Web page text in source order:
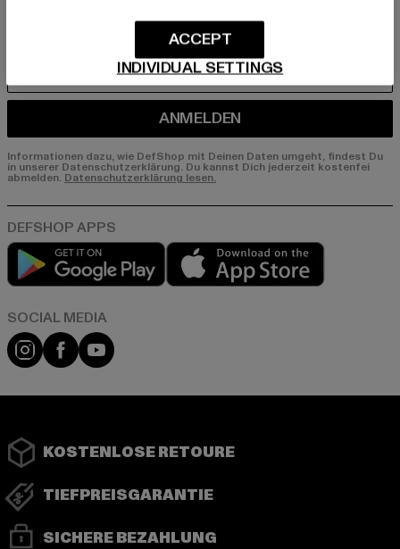
E-MAIL
ANMELDEN
Informationen dazu, wie DefShop mit Deinen Daten umgeht, findest Du
in unserer Datenschutzerklärung. Du kannst Dich jederzeit kostenfei
abmelden. Datenschutzerklärung lesen.
Play market
Instagram
FacebookYouTube
KOSTENLOSE RETOURE
TIEFPREISGARANTIE
SICHERE BEZAHLUNG
INDIVIDUAL SETTINGS
ACCEPT